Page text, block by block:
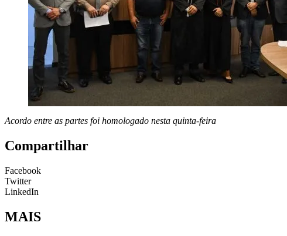
Acordo entre as partes foi homologado nesta quinta-feira
Compartilhar
Facebook
Twitter
LinkedIn
MAIS